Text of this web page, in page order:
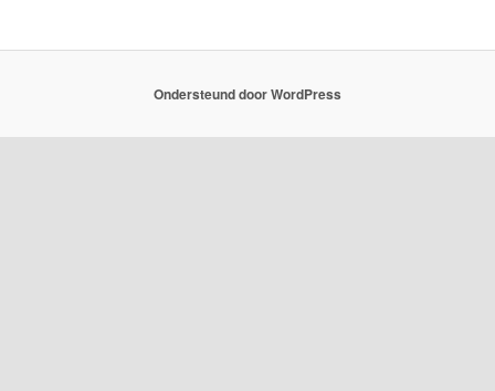
Ondersteund door WordPress